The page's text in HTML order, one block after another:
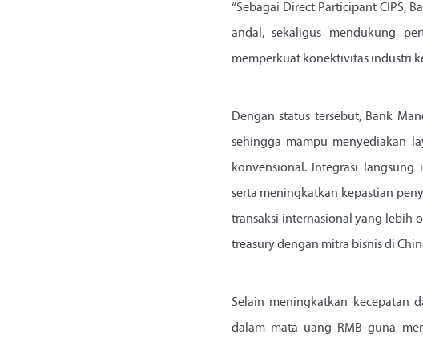
“Sebagai Direct Participant CIPS,
andal, sekaligus mendukung
memperkuat konektivitas industri
Dengan status tersebut, Bank
sehingga mampu menyediakan
konvensional. Integrasi langsung
serta meningkatkan kepastian
transaksi internasional yang lebih
treasury dengan mitra bisnis di
Selain meningkatkan kecepatan
dalam mata uang RMB guna